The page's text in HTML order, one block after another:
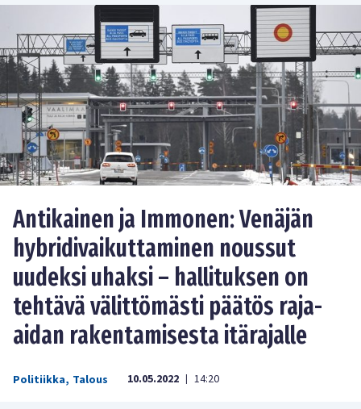
Antikainen ja Immonen: Venäjän
hybridivaikuttaminen noussut
uudeksi uhaksi – hallituksen on
tehtävä välittömästi päätös raja-
aidan rakentamisesta itärajalle
Politiikka, Talous 10.05.2022 | 14:20